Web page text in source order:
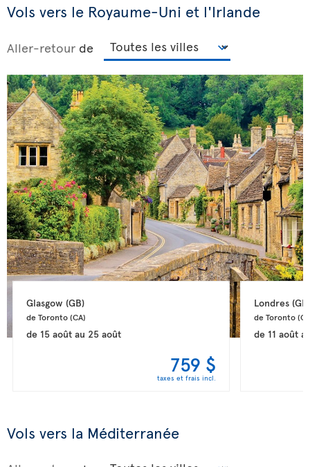
Vols vers le Royaume-Uni et l'Irlande
Aller-retour de
Glasgow (GB)
de Toronto (CA)
de 15 aoûtau 25 août
759 $
taxes et frais incl.
Londres (GB)
de Toronto
de 11 août
Vols vers la Méditerranée